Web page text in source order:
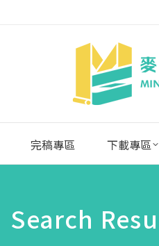
完稿專區 下載專區
Search